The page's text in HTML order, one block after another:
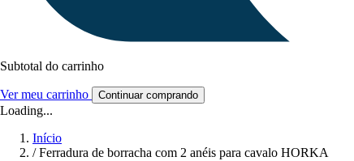
Subtotal do carrinho
Ver meu carrinho Continuar comprando
Loading...
Início
/ Ferradura de borracha com 2 anéis para cavalo HORKA